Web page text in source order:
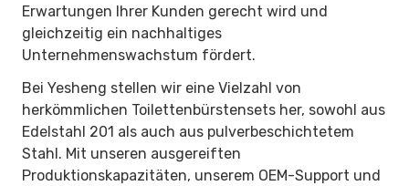
Erwartungen Ihrer Kunden gerecht wird und
gleichzeitig ein nachhaltiges
Unternehmenswachstum fördert.
Bei Yesheng stellen wir eine Vielzahl von
herkömmlichen Toilettenbürstensets her, sowohl aus
Edelstahl 201 als auch aus pulverbeschichtetem
Stahl. Mit unseren ausgereiften
Produktionskapazitäten, unserem OEM-Support und